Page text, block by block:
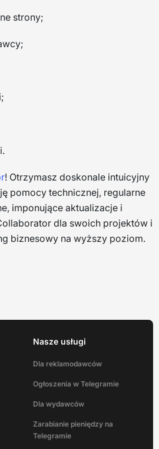
strony;
! Otrzymasz doskonale intuicyjny
pomocy technicznej, regularne
imponujące aktualizacje i
dla swoich projektów i
biznesowy na wyższy poziom.
Nasze usługi
Dla reklamodawców
Ogłoszenia w Telegramie
Dla wydawców
Zarabianie pieniędzy na
Telegramie